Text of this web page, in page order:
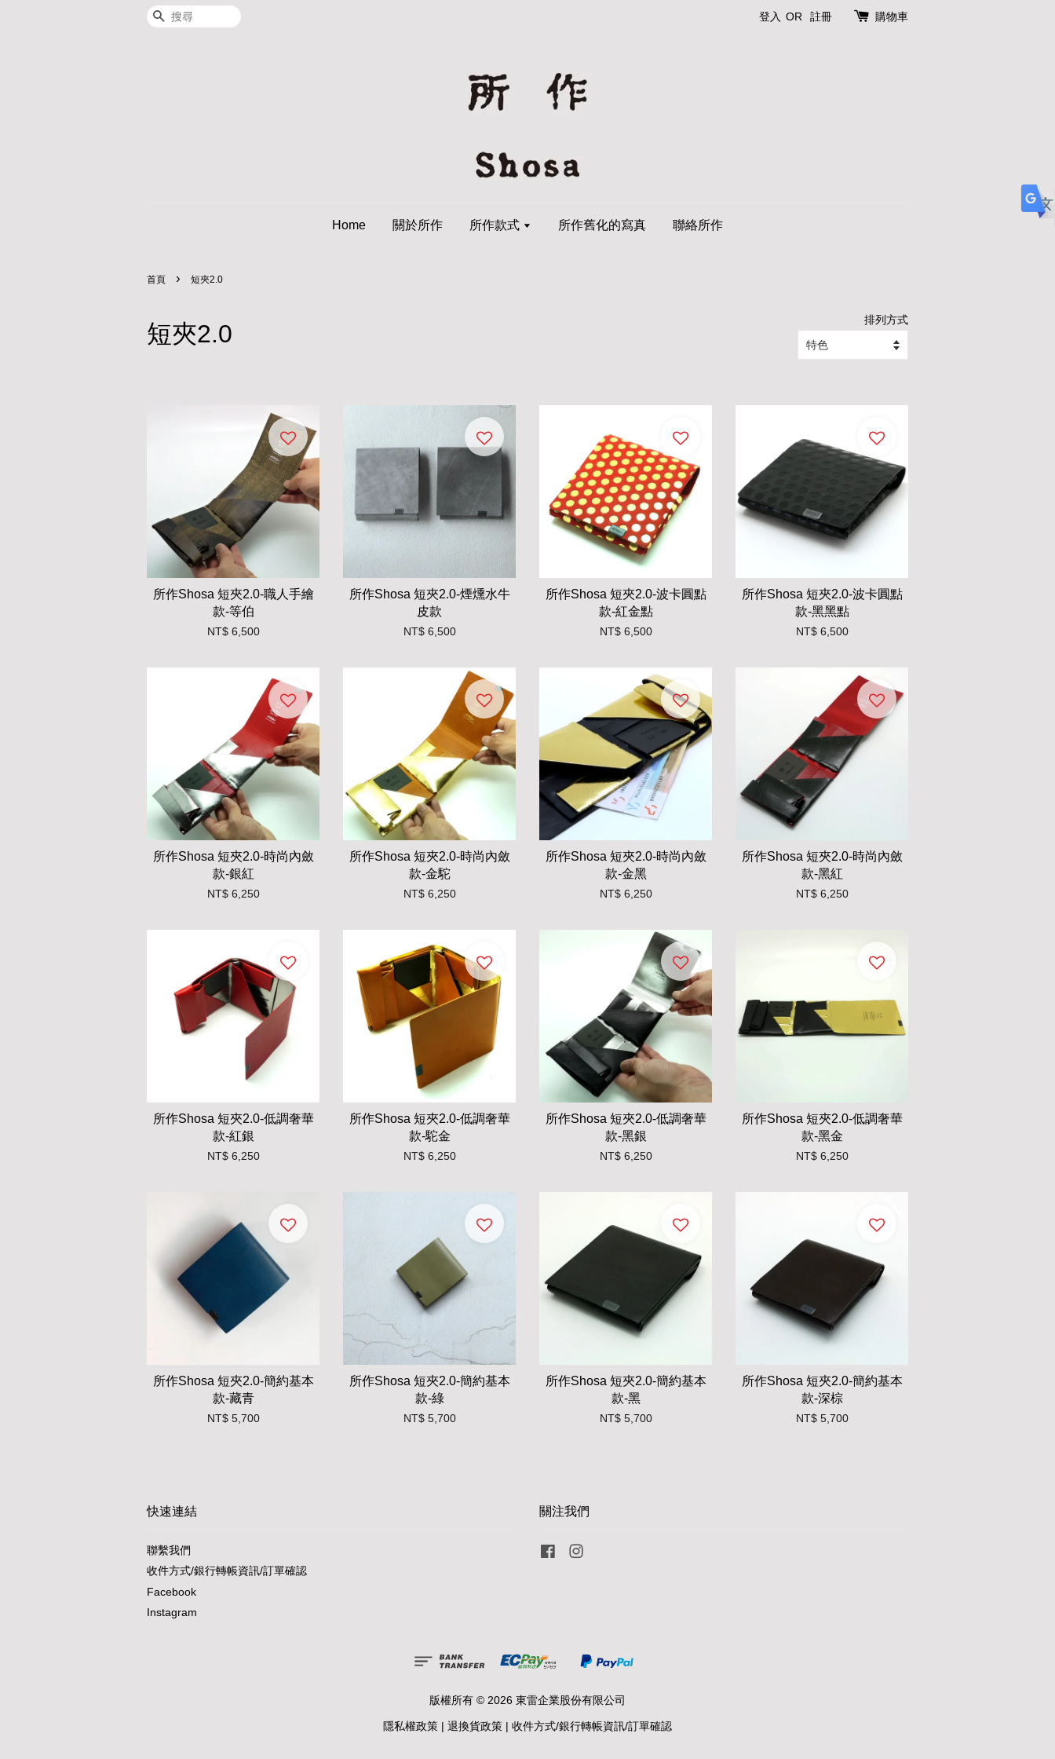
搜尋 登入 OR 註冊 購物車
Home 關於所作 所作款式 所作舊化的寫真 聯絡所作
首頁 › 短夾2.0
短夾2.0 排列方式
所作Shosa 短夾2.0-職人手繪
款-等伯
NT$ 6,500
所作Shosa 短夾2.0-煙燻水牛
皮款
NT$ 6,500
所作Shosa 短夾2.0-波卡圓點
款-紅金點
NT$ 6,500
所作Shosa 短夾2.0-波卡圓點
款-黑黑點
NT$ 6,500
所作Shosa 短夾2.0-時尚內斂
款-銀紅
NT$ 6,250
所作Shosa 短夾2.0-時尚內斂
款-金駝
NT$ 6,250
所作Shosa 短夾2.0-時尚內斂
款-金黑
NT$ 6,250
所作Shosa 短夾2.0-時尚內斂
款-黑紅
NT$ 6,250
所作Shosa 短夾2.0-低調奢華
款-紅銀
NT$ 6,250
所作Shosa 短夾2.0-低調奢華
款-駝金
NT$ 6,250
所作Shosa 短夾2.0-低調奢華
款-黑銀
NT$ 6,250
所作Shosa 短夾2.0-低調奢華
款-黑金
NT$ 6,250
所作Shosa 短夾2.0-簡約基本
款-藏青
NT$ 5,700
所作Shosa 短夾2.0-簡約基本
款-綠
NT$ 5,700
所作Shosa 短夾2.0-簡約基本
款-黑
NT$ 5,700
所作Shosa 短夾2.0-簡約基本
款-深棕
NT$ 5,700
快速連結
聯繫我們
收件方式/銀行轉帳資訊/訂單確認
Facebook
Instagram
關注我們
Facebook
版權所有 © 2026 東雷企業股份有限公司
隱私權政策 | 退換貨政策 | 收件方式/銀行轉帳資訊/訂單確認